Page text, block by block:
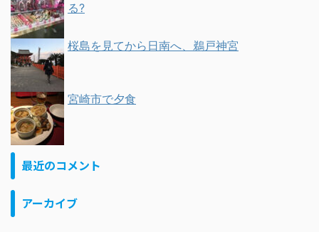
る?
桜島を見てから日南へ、鵜戸神宮
宮崎市で夕食
最近のコメント
アーカイブ